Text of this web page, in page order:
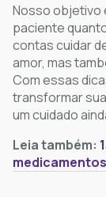
Nosso objetivo
paciente
contas cuidar
amor, mas
Com essas
transformar
um cuidado
Leia também: